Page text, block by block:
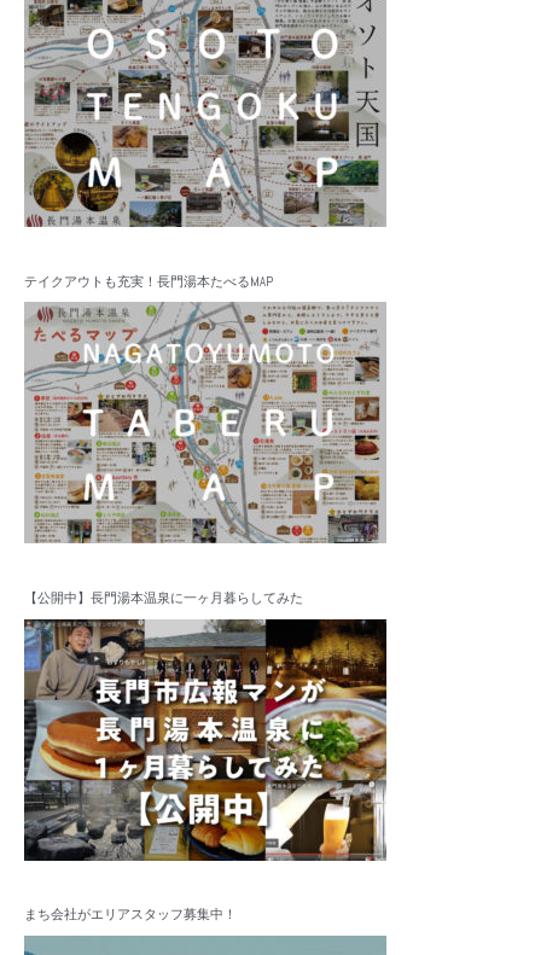
テイクアウトも充実！長門湯本たべるMAP
【公開中】長門湯本温泉に一ヶ月暮らしてみた
まち会社がエリアスタッフ募集中！